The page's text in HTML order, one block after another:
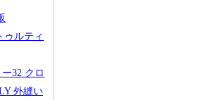
ゥルティ
32 クロ
外縫い